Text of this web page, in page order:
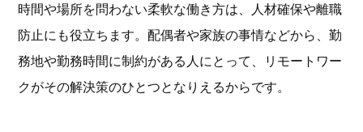
時間や場所を問わない柔軟な働き方は、人材確保や離職
防止にも役立ちます。配偶者や家族の事情などから、勤
務地や勤務時間に制約がある人にとって、リモートワー
クがその解決策のひとつとなりえるからです。